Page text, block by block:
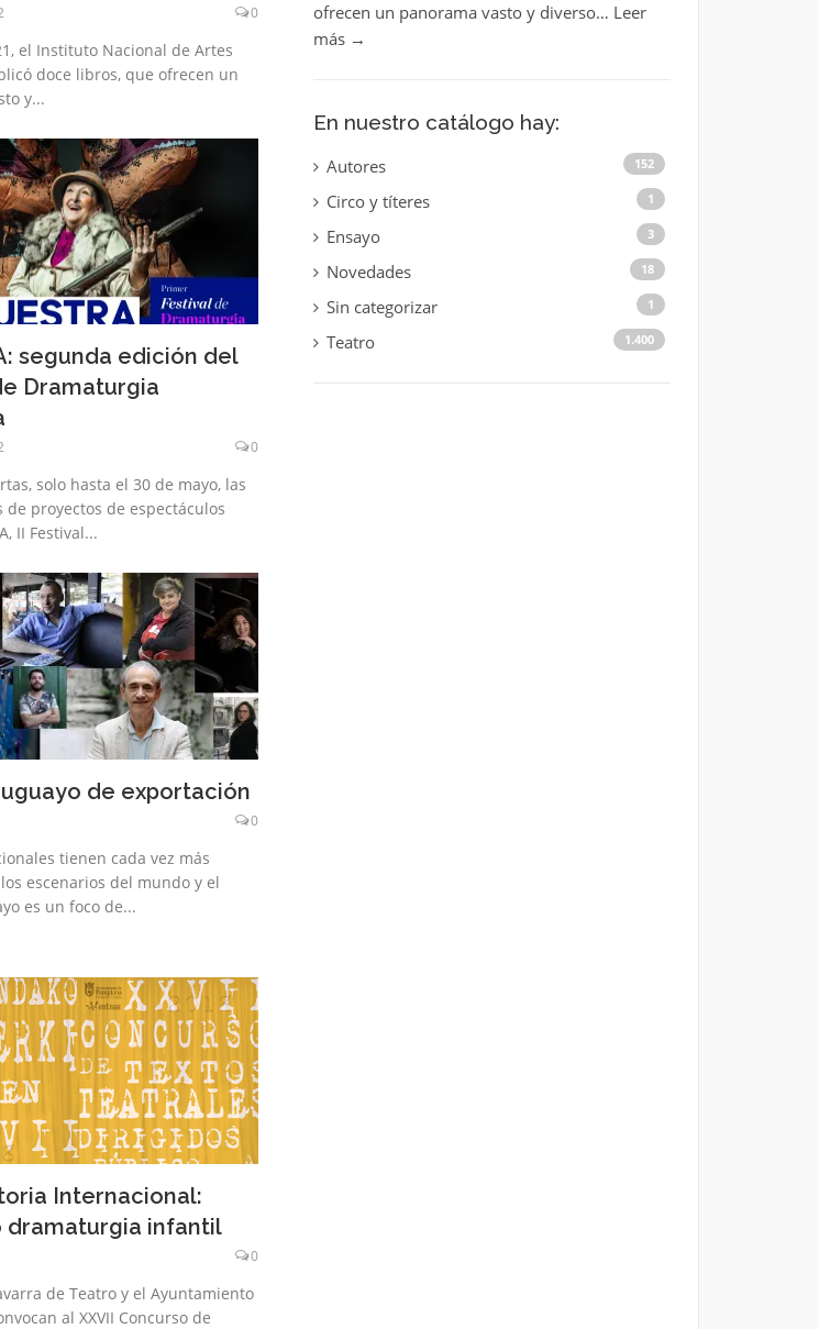
0
el Instituto Nacional de Artes
doce libros, que ofrecen un
y...
segunda edición del
Dramaturgia
0
solo hasta el 30 de mayo, las
de proyectos de espectáculos
II Festival...
de exportación
0
tienen cada vez más
escenarios del mundo y el
es un foco de...
Internacional:
dramaturgia infantil
0
de Teatro y el Ayuntamiento
al XXVII Concurso de
ofrecen un panorama vasto y diverso… Leer
más →
En nuestro catálogo hay:
Autores 152
Circo y títeres 1
Ensayo 3
Novedades 18
Sin categorizar 1
Teatro 1.400